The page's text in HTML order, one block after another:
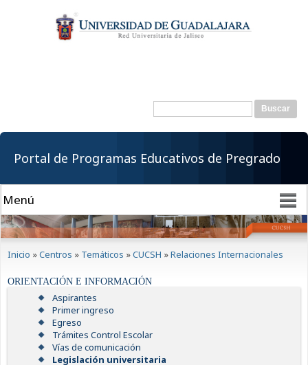
contenido
principal
Formulario de
Buscar
Portal de Programas Educativos de Pregrado
Inicio »Centros » Temáticos »CUCSH »Relaciones Internacionales
ORIENTACIÓN E INFORMACIÓN
Aspirantes
Primer ingreso
Egreso
Trámites Control Escolar
Vías de comunicación
Legislación universitaria